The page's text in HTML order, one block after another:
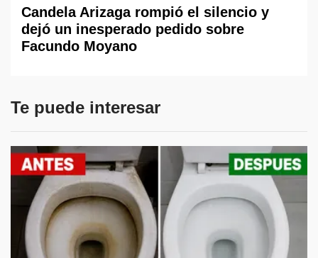
Candela Arizaga rompió el silencio y
dejó un inesperado pedido sobre
Facundo Moyano
Te puede interesar